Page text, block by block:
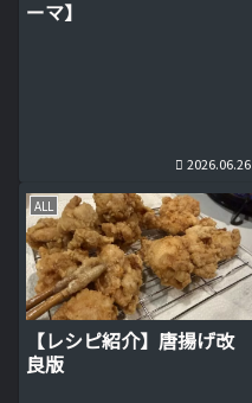
ーマ】
2026.06.26
ALL
【レシピ紹介】唐揚げ改
良版